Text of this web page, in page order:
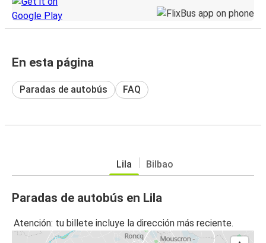
En esta página
Paradas de autobús FAQ
Lila Bilbao
Paradas de autobús en Lila
Atención: tu billete incluye la dirección más reciente.